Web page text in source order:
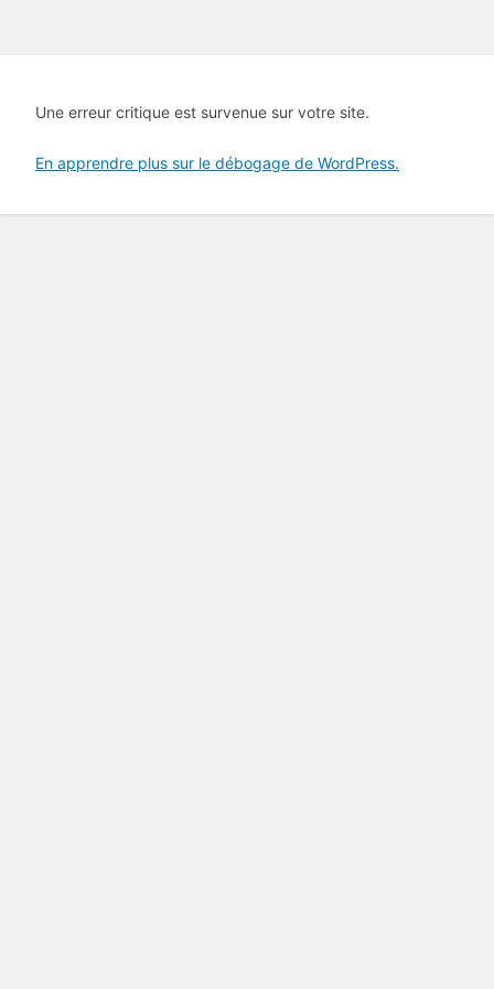
Une erreur critique est survenue sur votre site.
En apprendre plus sur le débogage de WordPress.